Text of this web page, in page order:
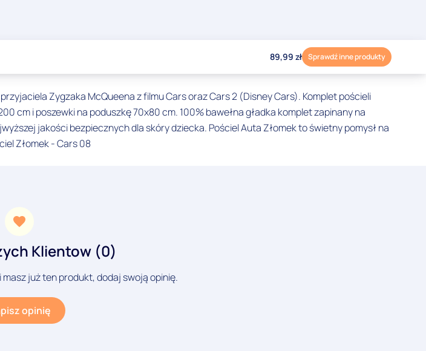
89,99 zł Sprawdź inne produkty
Zygzaka McQueena z filmu Cars oraz Cars 2 (Disney Cars). Komplet pościeli
cm i poszewki na poduszkę 70x80 cm. 100% bawełna gładka komplet zapinany na
jakości bezpiecznych dla skóry dziecka. Pościel Auta Złomek to świetny pomysł na
Złomek - Cars 08
Klientow (0)
masz już ten produkt, dodaj swoją opinię.
opinię